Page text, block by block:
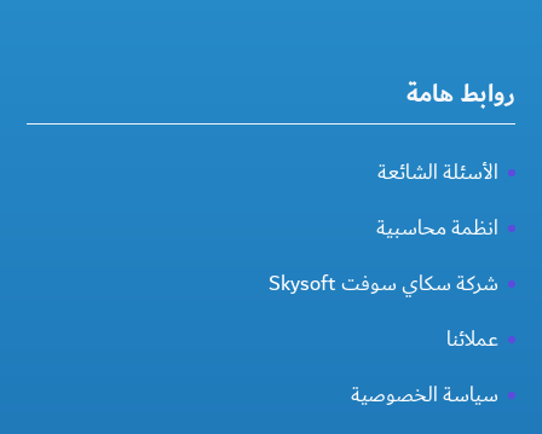
روابط هامة
الأسئلة الشائعة
انظمة محاسبية
شركة سكاي سوفت Skysoft
عملائنا
سياسة الخصوصية